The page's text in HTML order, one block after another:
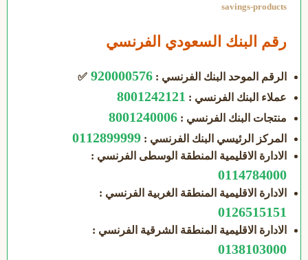
savings-products
رقم البنك السعودي الفرنسي
الرقم الموحد البنك الفرنسي : 920000576
✅
عملاء البنك الفرنسي : 8001242121
منتجات البنك الفرنسي : 8001240006
المركز الرئيسي البنك الفرنسي : 0112899999
الادارة الاقليمية المنطقة الوسطى الفرنسي :
0114784000
الادارة الاقليمية المنطقة الغربية الفرنسي :
0126515151
الادارة الاقليمية المنطقة الشرقية الفرنسي :
0138103000